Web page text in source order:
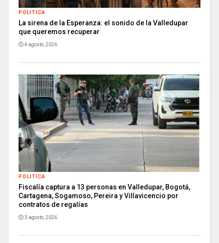
POLITICA
La sirena de la Esperanza: el sonido de la Valledupar
que queremos recuperar
4 agosto, 2026
POLITICA
Fiscalía captura a 13 personas en Valledupar, Bogotá,
Cartagena, Sogamoso, Pereira y Villavicencio por
contratos de regalías
3 agosto, 2026